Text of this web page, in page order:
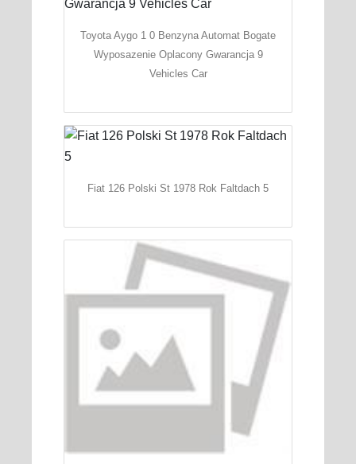
Toyota Aygo 1 0 Benzyna Automat Bogate
Wyposazenie Oplacony Gwarancja 9
Vehicles Car
Fiat 126 Polski St 1978 Rok Faltdach 5